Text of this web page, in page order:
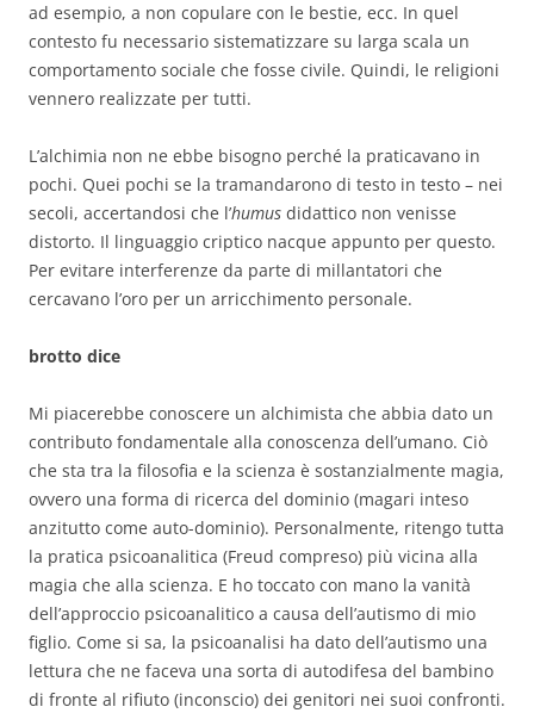
ad esempio, a non copulare con le bestie, ecc. In quel
contesto fu necessario sistematizzare su larga scala un
comportamento sociale che fosse civile. Quindi, le religioni
vennero realizzate per tutti.
L’alchimia non ne ebbe bisogno perché la praticavano in
pochi. Quei pochi se la tramandarono di testo in testo – nei
secoli, accertandosi che l’humus didattico non venisse
distorto. Il linguaggio criptico nacque appunto per questo.
Per evitare interferenze da parte di millantatori che
cercavano l’oro per un arricchimento personale.
brotto dice
Mi piacerebbe conoscere un alchimista che abbia dato un
contributo fondamentale alla conoscenza dell’umano. Ciò
che sta tra la filosofia e la scienza è sostanzialmente magia,
ovvero una forma di ricerca del dominio (magari inteso
anzitutto come auto-dominio). Personalmente, ritengo tutta
la pratica psicoanalitica (Freud compreso) più vicina alla
magia che alla scienza. E ho toccato con mano la vanità
dell’approccio psicoanalitico a causa dell’autismo di mio
figlio. Come si sa, la psicoanalisi ha dato dell’autismo una
lettura che ne faceva una sorta di autodifesa del bambino
di fronte al rifiuto (inconscio) dei genitori nei suoi confronti.